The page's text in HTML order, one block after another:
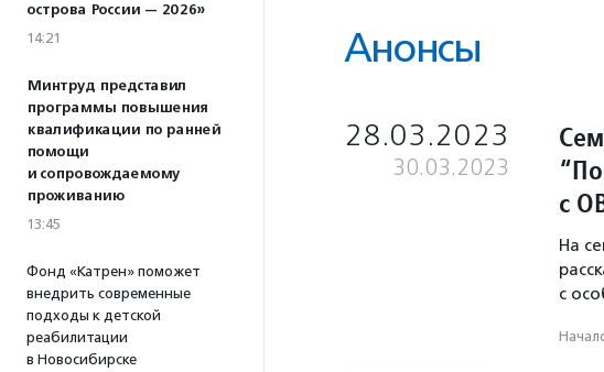
острова России — 2026»
14:21
Минтруд представил
программы повышения
квалификации по ранней
помощи
и сопровождаемому
проживанию
13:45
Фонд «Катрен» поможет
внедрить современные
подходы к детской
реабилитации
в Новосибирске
Анонсы
28.03.2023
30.03.2023
с
На
с